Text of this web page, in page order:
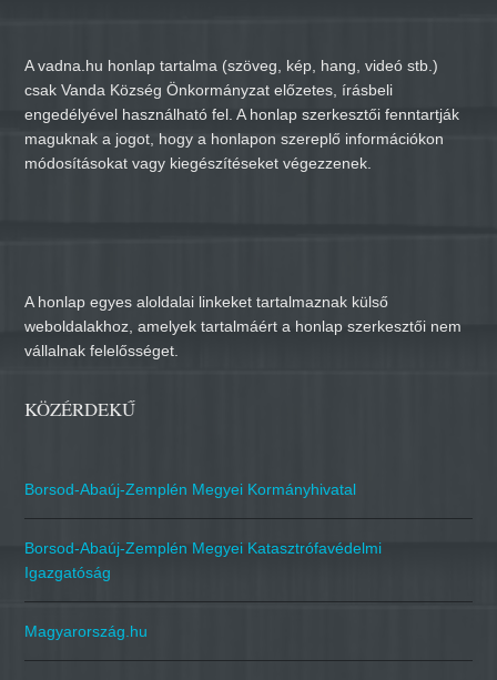
A vadna.hu honlap tartalma (szöveg, kép, hang, videó stb.)
csak Vanda Község Önkormányzat előzetes, írásbeli
engedélyével használható fel. A honlap szerkesztői fenntartják
maguknak a jogot, hogy a honlapon szereplő információkon
módosításokat vagy kiegészítéseket végezzenek.
A honlap egyes aloldalai linkeket tartalmaznak külső
weboldalakhoz, amelyek tartalmáért a honlap szerkesztői nem
vállalnak felelősséget.
KÖZÉRDEKŰ
Borsod-Abaúj-Zemplén Megyei Kormányhivatal
Borsod-Abaúj-Zemplén Megyei Katasztrófavédelmi
Igazgatóság
Magyarország.hu